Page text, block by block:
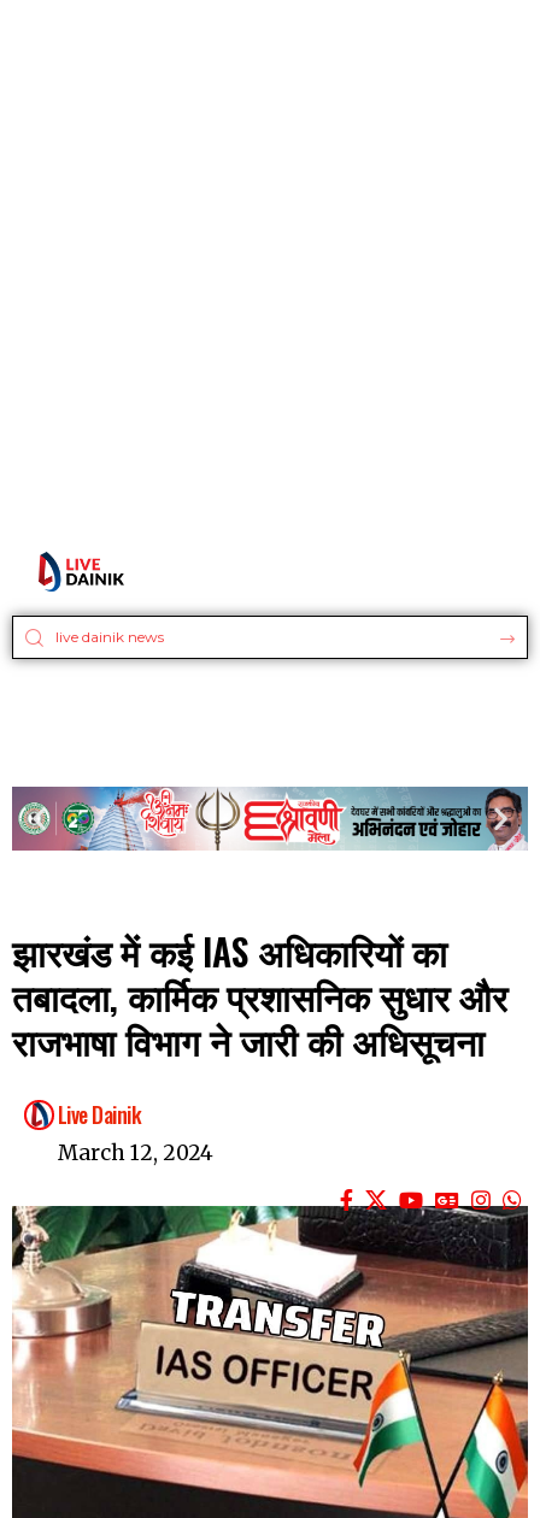
झारखंड में कई IAS अधिकारियों का
तबादला, कार्मिक प्रशासनिक सुधार और
राजभाषा विभाग ने जारी की अधिसूचना
Live Dainik
March 12, 2024